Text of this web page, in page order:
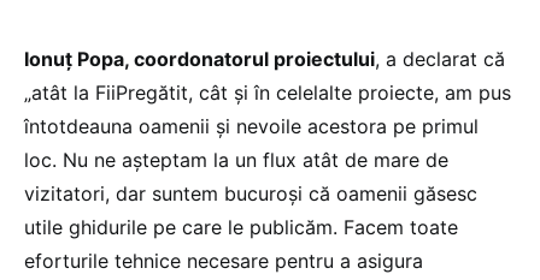
Ionuț Popa, coordonatorul proiectului, a declarat că
„atât la FiiPregătit, cât și în celelalte proiecte, am pus
întotdeauna oamenii și nevoile acestora pe primul
loc. Nu ne așteptam la un flux atât de mare de
vizitatori, dar suntem bucuroși că oamenii găsesc
utile ghidurile pe care le publicăm. Facem toate
eforturile tehnice necesare pentru a asigura